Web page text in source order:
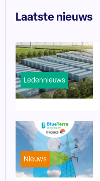
Laatste nieuws
Ledennieuws
Nieuws